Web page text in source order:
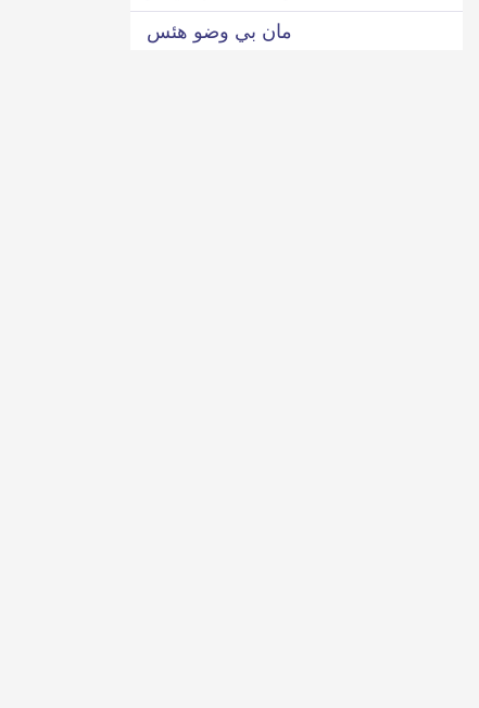
مان بي وضو هئس